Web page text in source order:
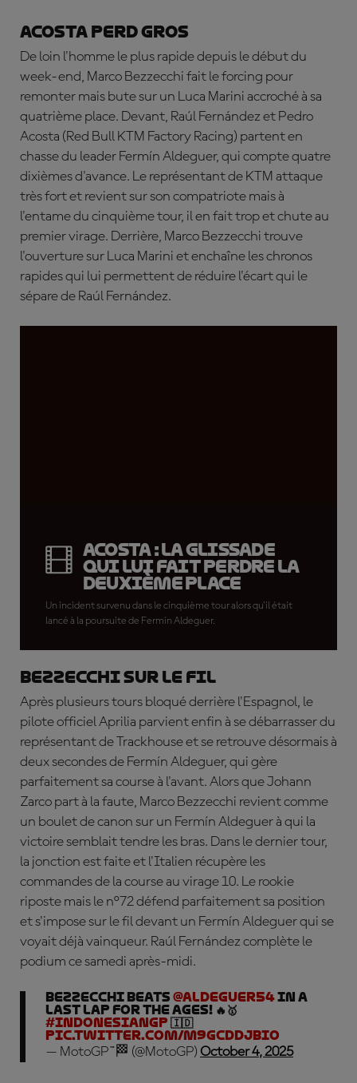
Acosta perd gros
De loin l'homme le plus rapide depuis le début du
week-end, Marco Bezzecchi fait le forcing pour
remonter mais bute sur un Luca Marini accroché à sa
quatrième place. Devant, Raúl Fernández et Pedro
Acosta (Red Bull KTM Factory Racing) partent en
chasse du leader Fermín Aldeguer, qui compte quatre
dixièmes d'avance. Le représentant de KTM attaque
très fort et revient sur son compatriote mais à
l'entame du cinquième tour, il en fait trop et chute au
premier virage. Derrière, Marco Bezzecchi trouve
l'ouverture sur Luca Marini et enchaîne les chronos
rapides qui lui permettent de réduire l'écart qui le
sépare de Raúl Fernández.
Acosta : la glissade
qui lui fait perdre la
deuxième place
Un incident survenu dans le cinquième tour alors qu'il était
lancé à la poursuite de Fermín Aldeguer.
Bezzecchi sur le fil
Après plusieurs tours bloqué derrière l'Espagnol, le
pilote officiel Aprilia parvient enfin à se débarrasser du
représentant de Trackhouse et se retrouve désormais à
deux secondes de Fermín Aldeguer, qui gère
parfaitement sa course à l'avant. Alors que Johann
Zarco part à la faute, Marco Bezzecchi revient comme
un boulet de canon sur un Fermín Aldeguer à qui la
victoire semblait tendre les bras. Dans le dernier tour,
la jonction est faite et l'Italien récupère les
commandes de la course au virage 10. Le rookie
riposte mais le n°72 défend parfaitement sa position
et s'impose sur le fil devant un Fermín Aldeguer qui se
voyait déjà vainqueur. Raúl Fernández complète le
podium ce samedi après-midi.
Bezzecchi beats @Aldeguer54in a
last lap for the ages! 🔥🥇
#IndonesianGP 🇮🇩
pic.twitter.com/M9gcDdJbIo
— MotoGP™🏁 (@MotoGP) October 4, 2025